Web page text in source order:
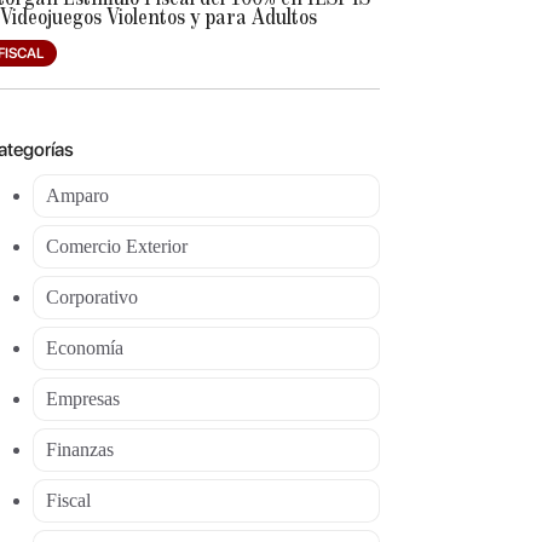
Violentos y para Adultos
Amparo
Comercio Exterior
Corporativo
Economía
Empresas
Finanzas
Fiscal